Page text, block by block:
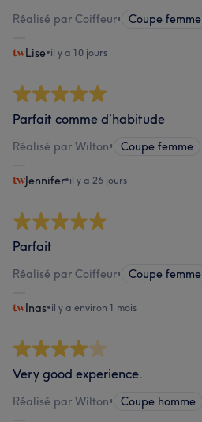
Réalisé par Coiffeur• Coupe femme
Lise•il y a 10 jours
Parfait comme d’habitude
Réalisé par Wilton• Coupe femme
Jennifer•il y a 26 jours
Parfait
Réalisé par Coiffeur• Coupe femme
Inas•il y a environ 1 mois
Very good experience.
Réalisé par Wilton• Coupe homme